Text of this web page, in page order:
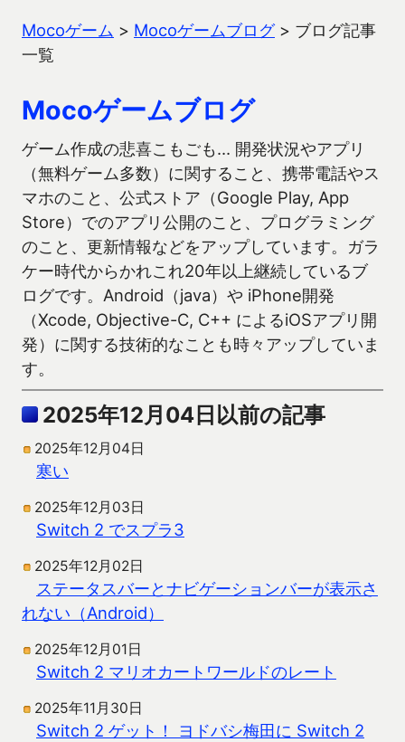
Mocoゲーム > Mocoゲームブログ> ブログ記事
一覧
Mocoゲームブログ
ゲーム作成の悲喜こもごも… 開発状況やアプリ
（無料ゲーム多数）に関すること、携帯電話やス
マホのこと、公式ストア（Google Play, App
Store）でのアプリ公開のこと、プログラミング
のこと、更新情報などをアップしています。ガラ
ケー時代からかれこれ20年以上継続しているブ
ログです。Android（java）や iPhone開発
（Xcode, Objective-C, C++ によるiOSアプリ開
発）に関する技術的なことも時々アップしていま
す。
2025年12月04日以前の記事
2025年12月04日
寒い
2025年12月03日
Switch 2 でスプラ3
2025年12月02日
ステータスバーとナビゲーションバーが表示さ
れない（Android）
2025年12月01日
Switch 2 マリオカートワールドのレート
2025年11月30日
Switch 2 ゲット！ ヨドバシ梅田に Switch 2